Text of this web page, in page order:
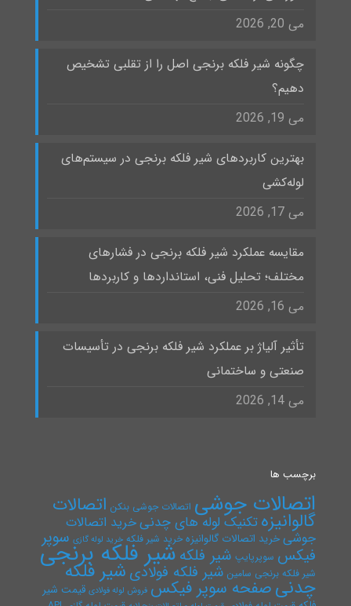
می 20, 2026
چگونه شیر فلکه برنجی اصل را از تقلبی تشخیص
دهیم؟
می 19, 2026
بهترین کاربردهای شیر فلکه برنجی در سیستم‌های
لوله‌کشی
می 17, 2026
مقایسه عملکرد شیر فلکه برنجی در فشارهای
مختلف؛ تحلیل فنی، استانداردها و کاربردها
می 16, 2026
تأثیر آلیاژ بر عملکرد شیر فلکه برنجی در تأسیسات
صنعتی و ساختمانی
می 14, 2026
برچسب ها
اتصالات جوشی اتصالات جوشی بنکن اتصالات
گالوانیزهتکنیک لوله های چدنیخرید اتصالات
جوشیخرید اتصالات گالوانیزه خرید شیر فلکه خرید لوله گازی سوپر
فیکس سوپرپایپ شیر فلکه شیر فلکه برنجی
شیر فلکه برنجی سامین شیر فلکه فولادی شیر فلکه
چدنیصفحه سوپر فیکس فروش لوله فولادی قیمت شیر